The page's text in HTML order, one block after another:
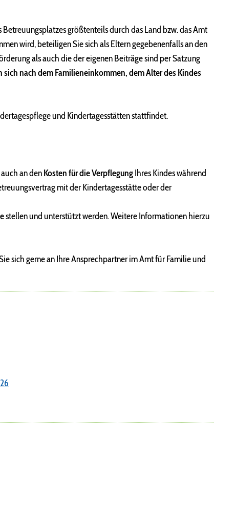
größtenteils durch das Land bzw. das Amt
wird, beteiligen Sie sich als Eltern gegebenenfalls an den
als auch die der eigenen Beiträge sind per Satzung
sich nach dem Familieneinkommen, dem Alter des Kindes
und Kindertagesstätten stattfindet.
an denKosten für die VerpflegungIhres Kindes während
mit der Kindertagesstätte oder der
stellen und unterstützt werden. Weitere Informationen hierzu
sich gerne an Ihre Ansprechpartner im Amt für Familie und